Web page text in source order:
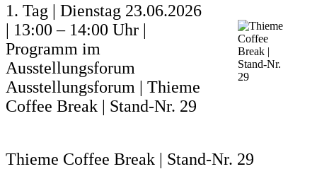
1. Tag | Dienstag 23.06.2026
| 13:00 – 14:00 Uhr |
Programm im
Ausstellungsforum
Ausstellungsforum | Thieme
Coffee Break | Stand-Nr. 29
Thieme Coffee Break | Stand-Nr. 29